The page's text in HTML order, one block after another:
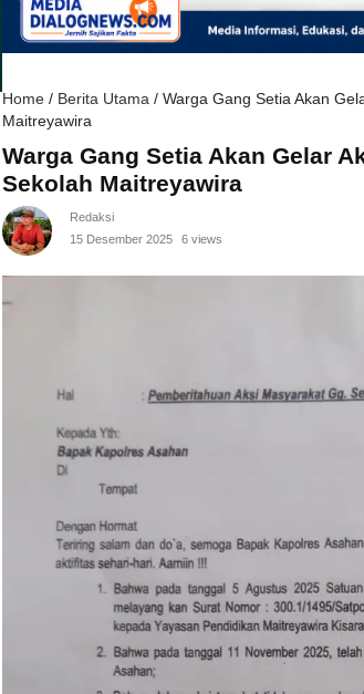
Home / Berita Utama / Warga Gang Setia Akan
Maitreyawira
Warga Gang Setia Akan Gelar
Sekolah Maitreyawira
Redaksi
15 Desember 2025
6 views